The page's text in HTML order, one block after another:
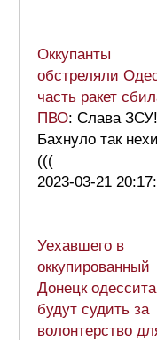
Оккупанты
обстреляли
часть ракет
ПВО: Слава
Бахнуло так
(((
2023-03-21
Уехавшего в
оккупированный
Донецк одессита
будут судить за
волонтерство